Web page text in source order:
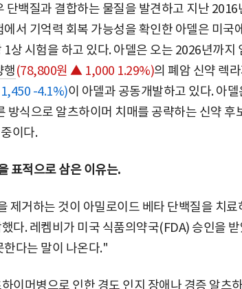
단백질과 결합하는 물질을 발견하고 지난 2016
서 기억력 회복 가능성을 확인한 아델은 미국
상 시험을 하고 있다. 아델은 오는 2026년까지
행(78,800원 ▲ 1,000 1.29%)의 폐암 신약 렉
-4.1%)이 아델과 공동개발하고 있다. 아
방식으로 알츠하이머 치매를 공략하는 신약 후
이다.
표적으로 삼은 이유는.
제거하는 것이 아밀로이드 베타 단백질을 치
다. 레켐비가 미국 식품의약국(FDA) 승인을
한다는 말이 나온다."
이머병으로 인한 경도 인지 장애나 경증 알츠